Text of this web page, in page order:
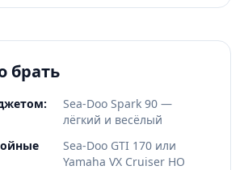
брать
:
Sea-Doo Spark 90 —
лёгкий и весёлый
Sea-Doo GTI 170 или
Yamaha VX Cruiser HO